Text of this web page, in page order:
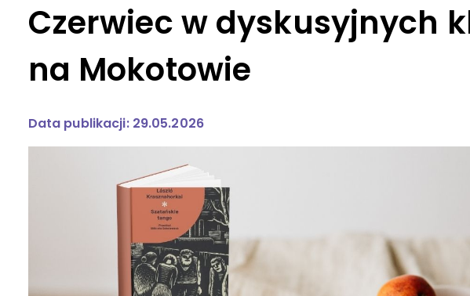
Czerwiec w dyskusyjnych
na Mokotowie
Data publikacji: 29.05.2026